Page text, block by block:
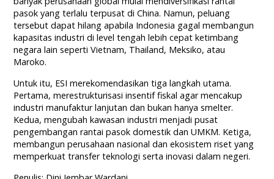
pasok yang terlalu terpusat di China. Namun, peluang
tersebut dapat hilang apabila Indonesia gagal membangun
kapasitas industri di level tengah lebih cepat ketimbang
negara lain seperti Vietnam, Thailand, Meksiko, atau
Maroko.
Untuk itu, ESI merekomendasikan tiga langkah utama.
Pertama, merestrukturisasi insentif fiskal agar mencakup
industri manufaktur lanjutan dan bukan hanya smelter.
Kedua, mengubah kawasan industri menjadi pusat
pengembangan rantai pasok domestik dan UMKM. Ketiga,
membangun perusahaan nasional dan ekosistem riset yang
memperkuat transfer teknologi serta inovasi dalam negeri.